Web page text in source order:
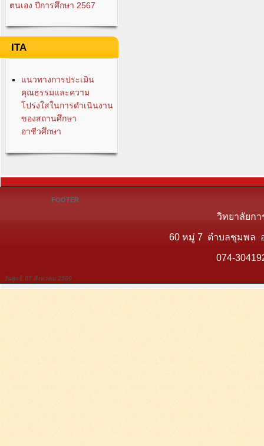
ตนเอง ปีการศึกษา 2567
ITA
แนวทางการประเมิน
คุณธรรมและความ
โปร่งใสในการดำเนินงาน
ของสถานศึกษา
อาชีวศึกษา
FOOTER
วิทยาลัยกา
60 หมู่ 7 ตำบลชุมพล อ
074-
วันศุกร์, 07 สิงหาคม 2569